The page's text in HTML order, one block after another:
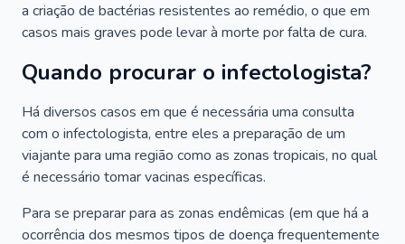
a criação de bactérias resistentes ao remédio, o que em
casos mais graves pode levar à morte por falta de cura.
Quando procurar o infectologista?
Há diversos casos em que é necessária uma consulta
com o infectologista, entre eles a preparação de um
viajante para uma região como as zonas tropicais, no qual
é necessário tomar vacinas específicas.
Para se preparar para as zonas endêmicas (em que há a
ocorrência dos mesmos tipos de doença frequentemente